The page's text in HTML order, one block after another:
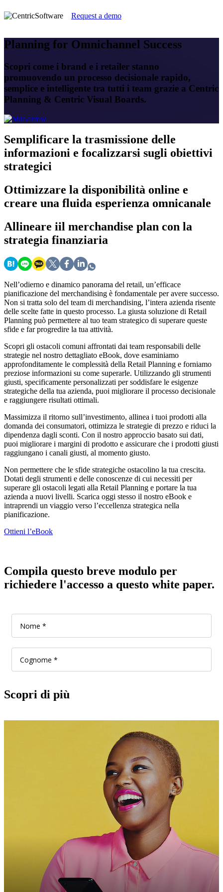
Request a demo
Planning for Omnichannel Success
Scopri come i brand e i retailer stanno
promuovendo un processo decisionale rapido,
semplice e intelligente tra tutti i team grazie a Centric
Planning & Centric Visual Boards.
Semplificare la trasmissione delle
informazioni e focalizzarsi sugli obiettivi
strategici
Ottimizzare la disponibilità online e
creare una fluida esperienza omnicanale
Allineare iil merchandise plan con la
strategia finanziaria
Nell’odierno e dinamico panorama del retail, un’efficace
pianificazione del merchandising è fondamentale per avere successo.
Non si tratta solo del team di merchandising, l’intera azienda risente
delle scelte fatte in questo processo. La giusta soluzione di Retail
Planning può permettere al tuo team strategico di superare queste
sfide e far progredire la tua attività.
Scopri gli ostacoli comuni affrontati dai team responsabili delle
strategie nel nostro dettagliato eBook, dove esaminiamo
approfonditamente le complessità della Retail Planning e forniamo
preziose informazioni su come superarle. Utilizzando gli strumenti
giusti, specificamente personalizzati per soddisfare le esigenze
strategiche della tua azienda, puoi migliorare il processo decisionale
e raggiungere risultati ottimali.
Massimizza il ritorno sull’investimento, allinea i tuoi prodotti alla
domanda dei consumatori, ottimizza le strategie di prezzo e riduci la
dipendenza dagli sconti. Con il nostro approccio basato sui dati,
puoi migliorare i margini di prodotto e assicurare che i prodotti giusti
raggiungano i canali giusti, al momento giusto.
Non permettere che le sfide strategiche ostacolino la tua crescita.
Dotati degli strumenti e delle conoscenze di cui necessiti per
superare gli ostacoli legati alla Retail Planning e portare la tua
azienda a nuovi livelli. Scarica oggi stesso il nostro eBook e
intraprendi un viaggio verso l’eccellenza strategica nella
pianificazione.
Ottieni l’eBook
Compila questo breve modulo per
richiedere l'accesso a questo white paper.
Scopri di più